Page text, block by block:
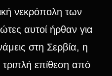
νεκρόπολη των
αυτοί ήρθαν για
στη Σερβία, η
επίθεση από